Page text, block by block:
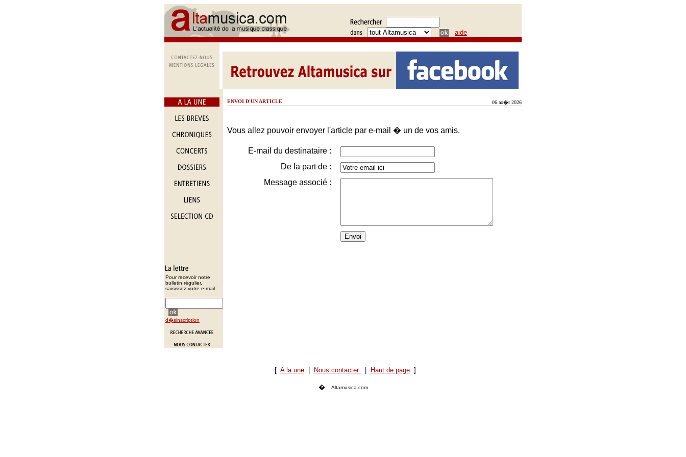
aide
Pour recevoir notre
bulletin régulier,
saisissez votre e-mail :
d�sinscription
ENVOI D'UN ARTICLE 06 ao�t 2026
Vous allez pouvoir envoyer l'article par e-mail � un de vos amis.
E-mail du destinataire :
De la part de :
Message associé :
[ A la une| Nous contacter Haut de page]
� Altamusica.com